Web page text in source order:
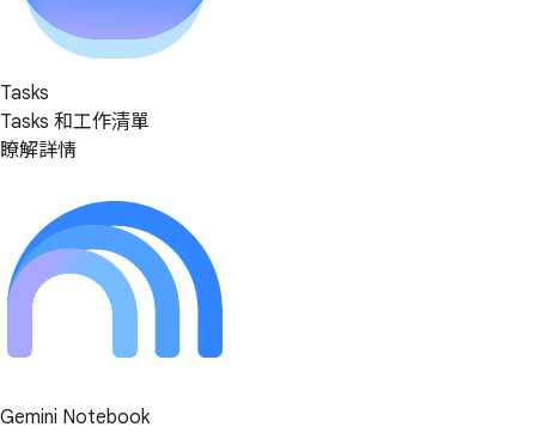
Tasks
Tasks 和工作清單
瞭解詳情
Gemini Notebook